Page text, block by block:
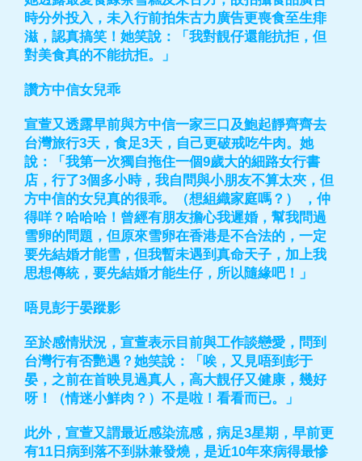
時分外投入，未入行前拍朱古力廣告更喪食至生痱
滋，認真搞笑！她笑說：「我對靚仔還能抗拒，但
對美食真的不能抗拒。」
讚方中信女兒乖
宣萱又透露早前與方中信一家三口及鮑起靜齊齊去
台灣旅行3天，食足3天，自己更破戒吃牛肉。她
說：「我第一次獨自拖住一個9歲大的細路女行書
店，行了3個多小時，我自問與小朋友不算太夾，但
方中信的女兒真的很乖。（想組織家庭嗎？） ，仲
得咩？哈哈哈！曾經有朋友擔心我遲婚，幫我問過
雪卵的問題，但原來雪卵在香港是不合法的，一定
要先結婚才能雪，但我暫未遇到真命天子，加上我
思想傳統，要先結婚才能生仔，所以隨緣吧！」
唔見彭于晏蹤影
至於感情狀況，宣萱表示目前與工作談戀愛，問到
台灣行有否艷遇？她笑說：「唉，又見唔到彭于
晏，之前在首映見過真人，高大靚仔又健康，幾好
呀！（情迷小鮮肉？）不是啦！看看而已。」
此外，宣萱又謂最近感染流感，病足3星期，早前更
有11日病到落不到牀兼發燒，是近10年來病得最慘